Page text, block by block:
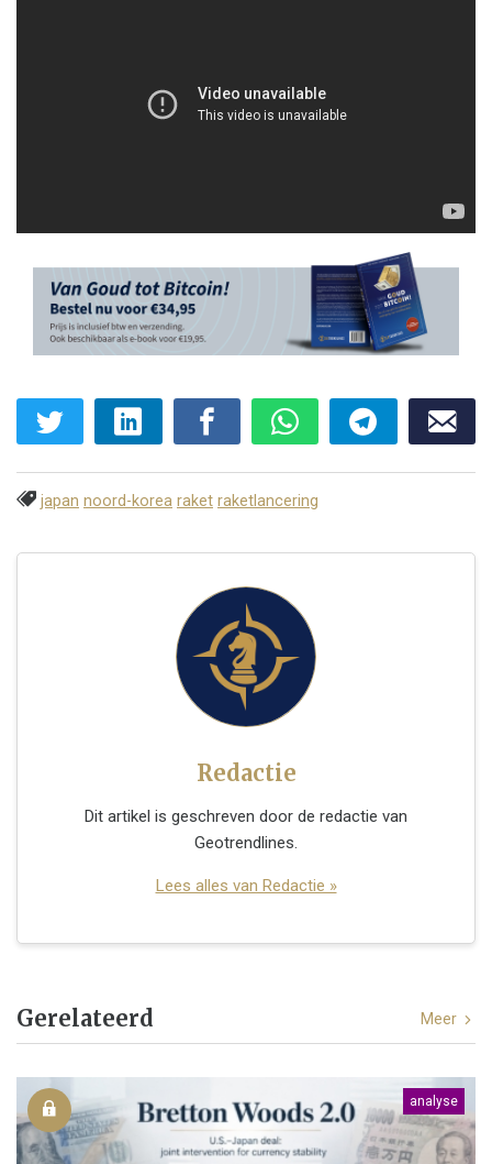
japan noord-korea raket raketlancering
Redactie
Dit artikel is geschreven door de redactie van
Geotrendlines.
Lees alles van Redactie »
Gerelateerd Meer
analyse